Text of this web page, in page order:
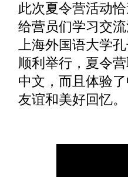
此次夏令营活动
给营员们学习交
上海外国语大学
顺利举行，夏令
中文，而且体验
友谊和美好回忆。